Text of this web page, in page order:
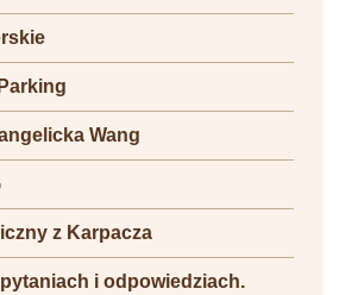
Wang
z Karpacza
i odpowiedziach.